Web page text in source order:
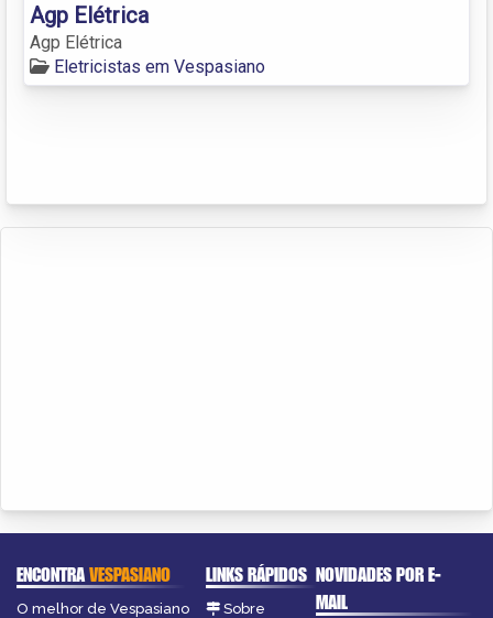
Agp Elétrica
Agp Elétrica
Eletricistas em Vespasiano
ENCONTRAVESPASIANO
O melhor de Vespasiano
LINKS RÁPIDOS
Sobre
NOVIDADES POR E-
MAIL